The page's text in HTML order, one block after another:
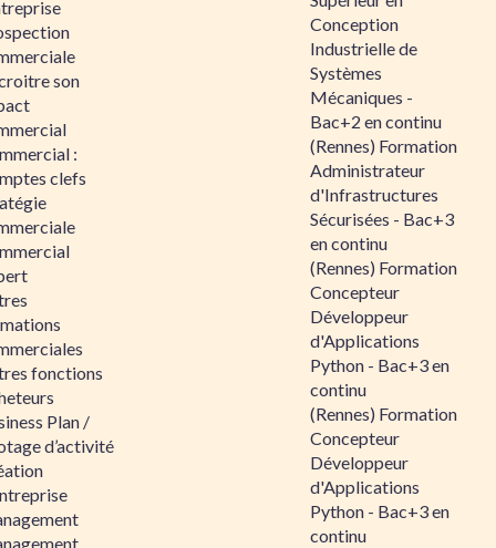
son
:
clefs
fonctions
Plan /
d’activité
Conception
Industrielle de
Systèmes
Mécaniques -
Bac+2 en continu
(Rennes) Formation
Administrateur
d'Infrastructures
Sécurisées - Bac+3
en continu
(Rennes) Formation
Concepteur
Développeur
d'Applications
Python - Bac+3 en
continu
(Rennes) Formation
Concepteur
Développeur
d'Applications
Python - Bac+3 en
continu